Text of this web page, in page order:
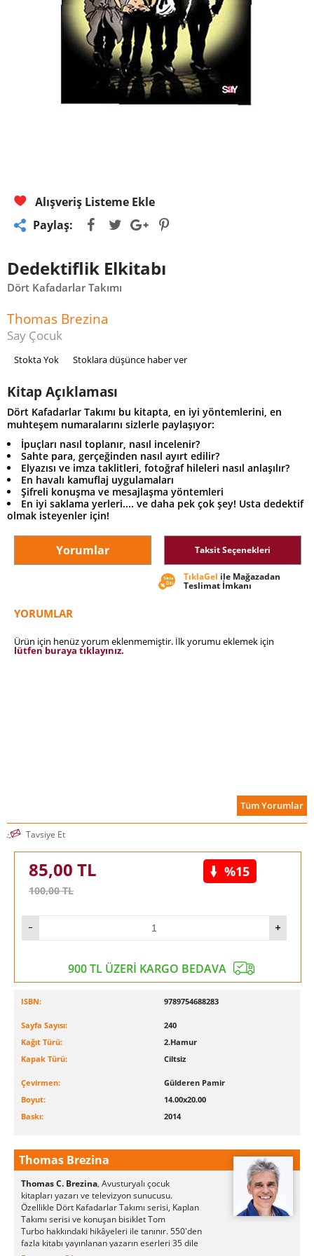
Alışveriş Listeme Ekle
Paylaş:
Dedektiflik Elkitabı
Dört Kafadarlar Takımı
Thomas Brezina
Say Çocuk
Stokta Yok Stoklara düşünce haber ver
Kitap Açıklaması
Dört Kafadarlar Takımı bu kitapta, en iyi yöntemlerini, en
muhteşem numaralarını sizlerle paylaşıyor:
İpuçları nasıl toplanır, nasıl incelenir?
Sahte para, gerçeğinden nasıl ayırt edilir?
Elyazısı ve imza taklitleri, fotoğraf hileleri nasıl anlaşılır?
En havalı kamuflaj uygulamaları
Şifreli konuşma ve mesajlaşma yöntemleri
En iyi saklama yerleri.... ve daha pek çok şey! Usta dedektif
olmak isteyenler için!
Yorumlar Taksit Seçenekleri
TıklaGel ile Mağazadan
Teslimat İmkanı
YORUMLAR
Ürün için henüz yorum eklenmemiştir. İlk yorumu eklemek için
lütfen buraya tıklayınız.
Tüm Yorumlar
Tavsiye Et
85,00 TL
100,00TL
%15
900 TL ÜZERİ KARGO BEDAVA
ISBN: 9789754688283
Sayfa Sayısı:
240
Kağıt Türü:
2.Hamur
Kapak Türü:
Ciltsiz
Çevirmen:
Gülderen Pamir
Boyut:
14.00x20.00
Baskı:
2014
Thomas Brezina
Thomas C. Brezina, Avusturyalı çocuk
kitapları yazarı ve televizyon sunucusu.
Özellikle Dört Kafadarlar Takımı serisi, Kaplan
Takımı serisi ve konuşan bisiklet Tom
Turbo hakkındaki hikâyeleri ile tanınır. 550'den
fazla kitabı yayınlanan yazarın eserleri 35 dile